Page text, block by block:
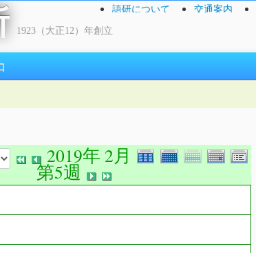
1923（大正12）年創立
語研について 交通案内
2019年 2月
第5週